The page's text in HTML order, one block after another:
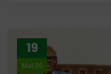
19
Mai 26